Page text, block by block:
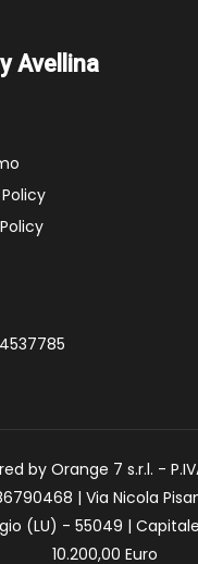
Avellina
by Orange 7 s.r.l. -
| Via Nicola
(LU) - 55049 |
10.200,00 Euro